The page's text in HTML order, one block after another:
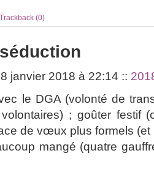
Trackback (0)
janvier 2018 à 22:14 ::
le DGA (volonté de
; goûter festif
de vœux plus formels (et
mangé (quatre